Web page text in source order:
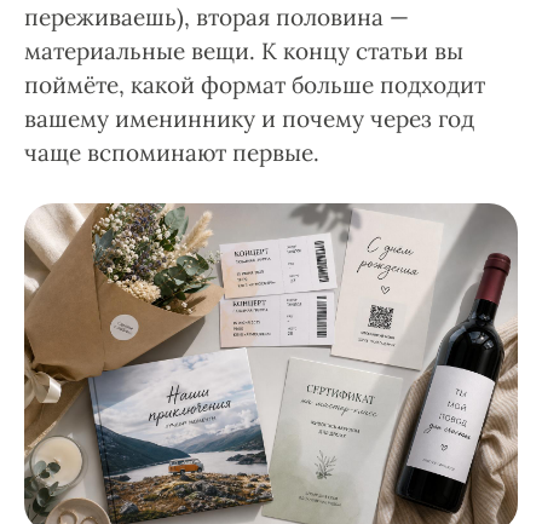
переживаешь), вторая половина —
материальные вещи. К концу статьи вы
поймёте, какой формат больше подходит
вашему имениннику и почему через год
чаще вспоминают первые.